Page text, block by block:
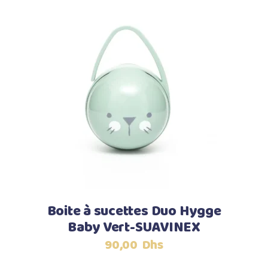
Ajouter au panier
Boite à sucettes Duo Hygge
Baby Vert-SUAVINEX
90,00 Dhs